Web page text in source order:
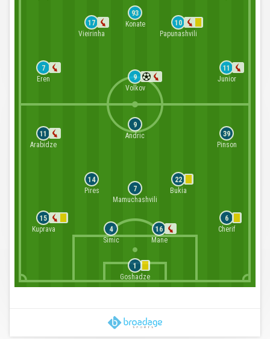
10
Papunashvili
93
Konate
17
Vieirinha
11
Junior
7
Eren
9
Volkov
1
Goshadze
15
Kuprava
4
Simic
16
Mane
6
Cherif
14
Pires
7
Mamuchashvili
22
Bukia
11
Arabidze
39
Pinson
9
Andric